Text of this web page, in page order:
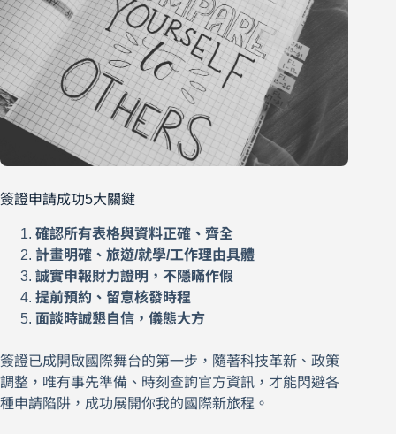
簽證申請成功5大關鍵
確認所有表格與資料正確、齊全
計畫明確、旅遊/就學/工作理由具體
誠實申報財力證明，不隱瞞作假
提前預約、留意核發時程
面談時誠懇自信，儀態大方
簽證已成開啟國際舞台的第一步，隨著科技革新、政策
調整，唯有事先準備、時刻查詢官方資訊，才能閃避各
種申請陷阱，成功展開你我的國際新旅程。